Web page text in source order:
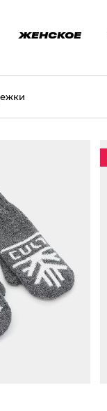
ЖЕНСКОЕ
СЕРЫЙ/БЕЛЫЙ
₽
/ ИЗДЕЛИЯ
8,5СМ)
8,5СМ)
8,5СМ)
ШИРИНА 9СМ)